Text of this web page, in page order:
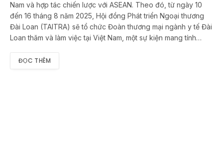
Nam và hợp tác chiến lược với ASEAN. Theo đó, từ ngày 10
đến 16 tháng 8 năm 2025, Hội đồng Phát triển Ngoại thương
Đài Loan (TAITRA) sẽ tổ chức Đoàn thương mại ngành y tế Đài
Loan thăm và làm việc tại Việt Nam, một sự kiện mang tính…
ĐỌC THÊM